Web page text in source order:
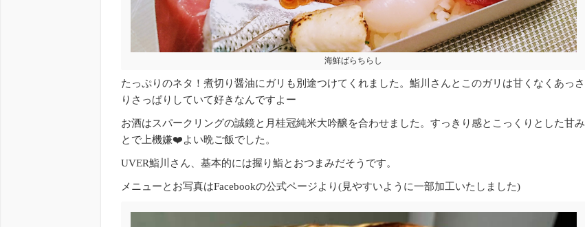
海鮮ばらちらし
たっぷりのネタ！煮切り醤油にガリも別途つけてくれました。鮨川さんとこのガリは甘くなくあっさ
りさっぱりしていて好きなんですよー
お酒はスパークリングの誠鏡と月桂冠純米大吟醸を合わせました。すっきり感とこっくりとした甘み
とで上機嫌❤️よい晩ご飯でした。
UVER鮨川さん、基本的には握り鮨とおつまみだそうです。
メニューとお写真はFacebookの公式ページより(見やすいように一部加工いたしました)